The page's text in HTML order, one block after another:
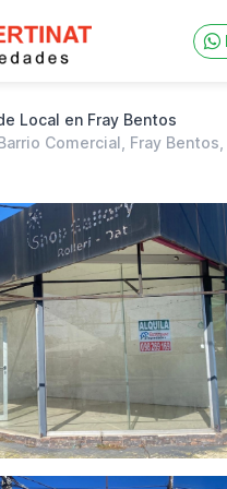
Local en Fray Bentos
Comercial, Fray Bentos,